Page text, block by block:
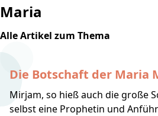
Maria
Alle Artikel zum Thema
Die Botschaft der Maria
Mirjam, so hieß auch die große
selbst eine Prophetin und